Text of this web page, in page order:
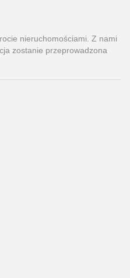
nieruchomościami. Z nami
zostanie przeprowadzona